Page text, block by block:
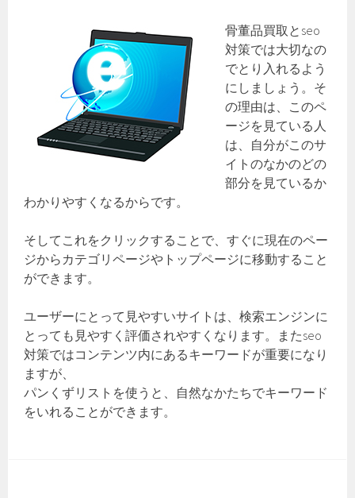
骨董品買取とseo
対策では大切なの
でとり入れるよう
にしましょう。そ
の理由は、このペ
ージを見ている人
は、自分がこのサ
イトのなかのどの
部分を見ているか
わかりやすくなるからです。
そしてこれをクリックすることで、すぐに現在のペー
ジからカテゴリページやトップページに移動すること
ができます。
ユーザーにとって見やすいサイトは、検索エンジンに
とっても見やすく評価されやすくなります。またseo
対策ではコンテンツ内にあるキーワードが重要になり
ますが、
パンくずリストを使うと、自然なかたちでキーワード
をいれることができます。